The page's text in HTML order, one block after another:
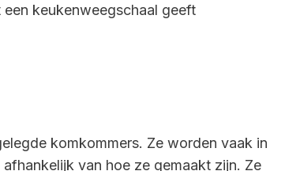
keukenweegschaal geeft
komkommers. Ze worden vaak in
van hoe ze gemaakt zijn. Ze